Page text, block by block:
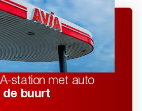
station met auto
buurt